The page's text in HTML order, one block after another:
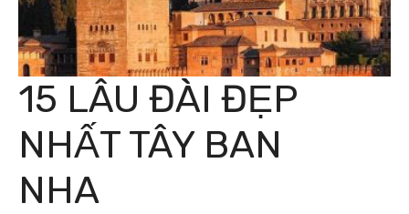
15 LÂU ĐÀI ĐẸP
NHẤT TÂY BAN
NHA